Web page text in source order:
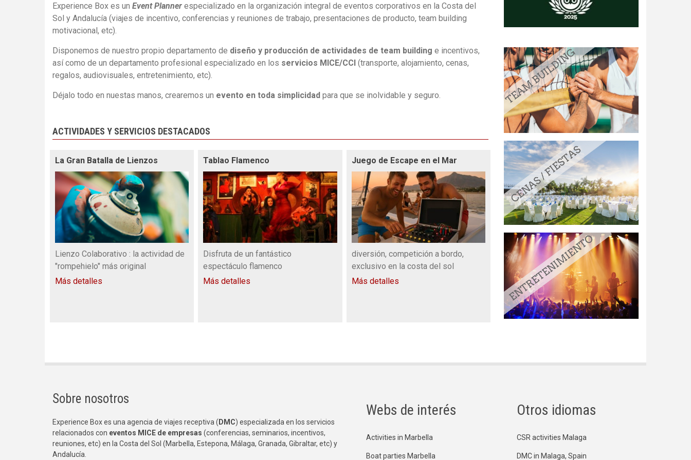
Experience Box es un Event Planner especializado en la organización integral de eventos corporativos en la Costa del
Sol y Andalucía (viajes de incentivo, conferencias y reuniones de trabajo, presentaciones de producto, team building
motivacional, etc).
Disponemos de nuestro propio departamento de diseño y producción de actividades de team building e incentivos,
así como de un departamento profesional especializado en los servicios MICE/CCI (transporte, alojamiento, cenas,
regalos, audiovisuales, entretenimiento, etc).
Déjalo todo en nuestas manos, crearemos un evento en toda simplicidad para que se inolvidable y seguro.
ACTIVIDADES Y SERVICIOS DESTACADOS
La Gran Batalla de Lienzos
Lienzo Colaborativo : la actividad de
"rompehielo" más original
Más detalles
Tablao Flamenco
Disfruta de un fantástico
espectáculo flamenco
Más detalles
Juego de Escape en el Mar
diversión, competición a bordo,
exclusivo en la costa del sol
Más detalles
Sobre nosotros
Experience Box es una agencia de viajes receptiva ( DMC) especializada en los servicios
relacionados con eventos MICE de empresas (conferencias, seminarios, incentivos,
reuniones, etc) en la Costa del Sol (Marbella, Estepona, Málaga, Granada, Gibraltar, etc) y
Andalucía.
Webs de interés
Activities in Marbella
Boat parties Marbella
Otros idiomas
CSR activities Malaga
DMC in Malaga, Spain